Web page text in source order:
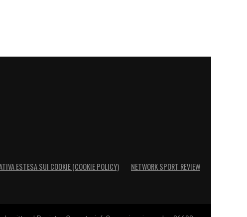
ESTESA SUI COOKIE (COOKIE POLICY) NETWORK SPORT REVIEW